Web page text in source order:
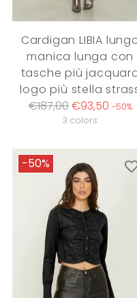
Cardigan LIBIA
manica lunga con
tasche più
logo più stella
Regular
€187,00€93,50 -50%
3 colors
-50%